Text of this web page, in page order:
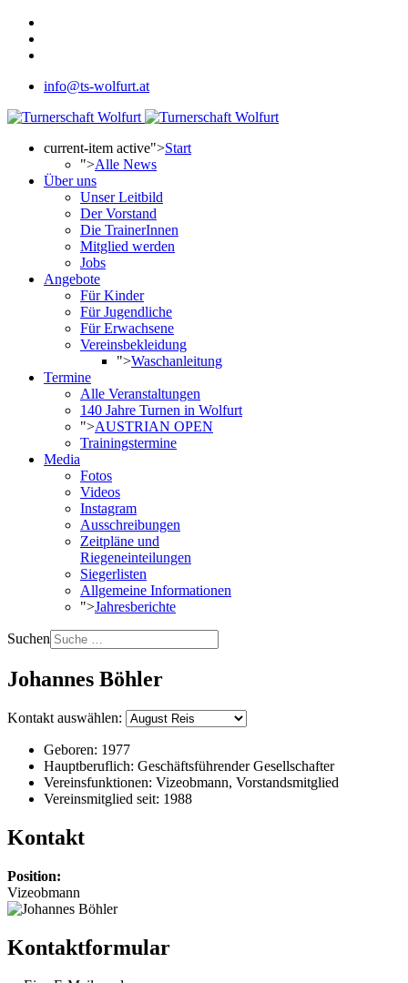
info@ts-wolfurt.at
current-item active">Start
">Alle News
Über uns
Unser Leitbild
Der Vorstand
Die TrainerInnen
Mitglied werden
Jobs
Angebote
Für Kinder
Für Jugendliche
Für Erwachsene
Vereinsbekleidung
">Waschanleitung
Termine
Alle Veranstaltungen
140 Jahre Turnen in Wolfurt
">AUSTRIAN OPEN
Trainingstermine
Media
Fotos
Videos
Instagram
Ausschreibungen
Zeitpläne und
Riegeneinteilungen
Siegerlisten
Allgemeine Informationen
">Jahresberichte
Suchen
Johannes Böhler
Kontakt auswählen:
Geboren: 1977
Hauptberuflich: Geschäftsführender Gesellschafter
Vereinsfunktionen: Vizeobmann, Vorstandsmitglied
Vereinsmitglied seit: 1988
Kontakt
Position:
Vizeobmann
Kontaktformular